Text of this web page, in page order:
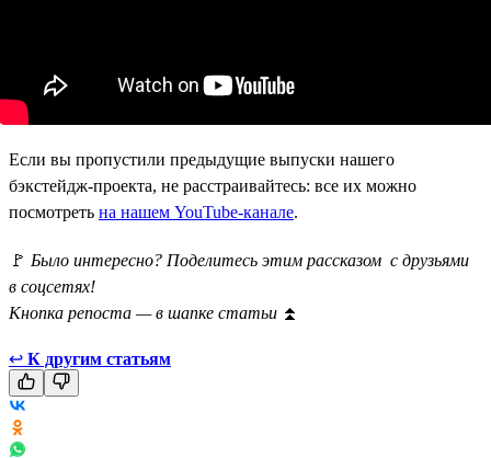
Если вы пропустили предыдущие выпуски нашего
бэкстейдж-проекта, не расстраивайтесь: все их можно
посмотреть на нашем YouTube-канале.
🚩 Было интересно? Поделитесь этим рассказом с друзьями
в соцсетях!
Кнопка репоста — в шапке статьи ⏫
↩ К другим статьям